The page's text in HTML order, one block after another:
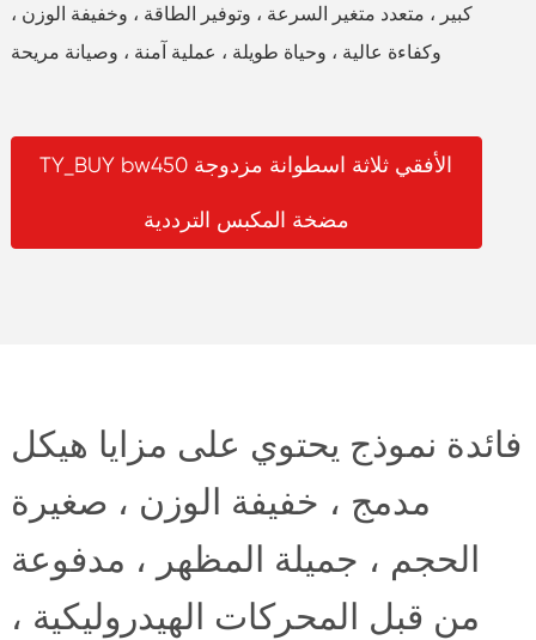
كبير ، متعدد متغير السرعة ، وتوفير الطاقة ، وخفيفة الوزن ،
وكفاءة عالية ، وحياة طويلة ، عملية آمنة ، وصيانة مريحة
TY_BUY bw450 الأفقي ثلاثة اسطوانة مزدوجة
مضخة المكبس الترددية
فائدة نموذج يحتوي على مزايا هيكل
مدمج ، خفيفة الوزن ، صغيرة
الحجم ، جميلة المظهر ، مدفوعة
من قبل المحركات الهيدروليكية ،